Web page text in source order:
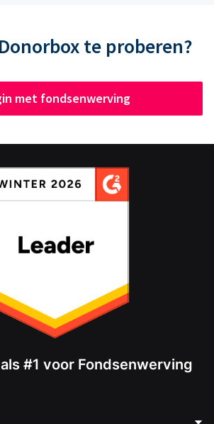
te proberen?
met fondsenwerving
#1 voor Fondsenwerving